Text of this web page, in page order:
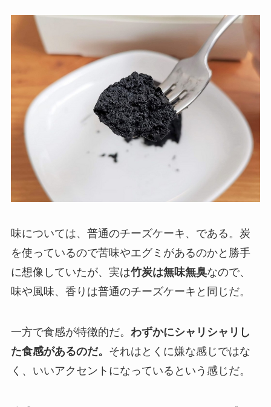
味については、普通のチーズケーキ、である。炭
を使っているので苦味やエグミがあるのかと勝手
に想像していたが、実は竹炭は無味無臭なので、
味や風味、香りは普通のチーズケーキと同じだ。
一方で食感が特徴的だ。 わずかにシャリシャリし
た食感があるのだ。 それはとくに嫌な感じではな
く、いいアクセントになっているという感じだ。